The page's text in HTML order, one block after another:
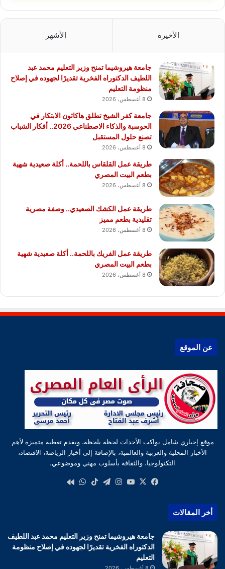
الأخيرة الأشهر
جامعة هيروشيما تمنح وزير التعليم محمد عبد
اللطيف الدكتوراه الفخرية تقديرًا لجهوده في إصلاح
منظومة التعليم
8 أغسطس، 2026
جامعة كفر الشيخ تطلق هاكاثون الابتكار في
الحوسبة والذكاء الاصطناعي 2026.. أفكار الشباب
تصنع حلول المستقبل
8 أغسطس، 2026
طريقة عمل القلقاس باللحمة.. أكلة صعيدية شهية
بطعم البيت المصري
8 أغسطس، 2026
طريقة عمل الكشك الصعيدي.. وصفة مصرية
تقليدية بطعم مميز
8 أغسطس، 2026
طريقة عمل الفريك باللحمة.. أكلة صعيدية شهية
بطعم البيت المصري
8 أغسطس، 2026
عن الموقع
موقع إخباري شامل يواكب الأحداث لحظة بلحظة، ويقدم تغطية متميزة لأهم
الأخبار المحلية والعربية والعالمية، بالإضافة إلى أخبار الرياضة، الاقتصاد،
التكنولوجيا، والثقافة بأسلوب مهني وموضوعي.
فيسبوك
‫X
‫YouTube
انستقرام
تيلقرام‫TikTokواتساب
أخر المقالات
جامعة هيروشيما تمنح وزير التعليم محمد عبد اللطيف
الدكتوراه الفخرية تقديرًا لجهوده في إصلاح منظومة
التعليم